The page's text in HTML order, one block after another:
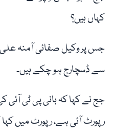
کہاں ہیں؟
جس پر وکیل صفائی آمنہ
سے ڈسچارج ہو چکے ہیں۔
جج نے کہا کہ بانی پی ٹی
رپورٹ آئی ہے، رپورٹ میں